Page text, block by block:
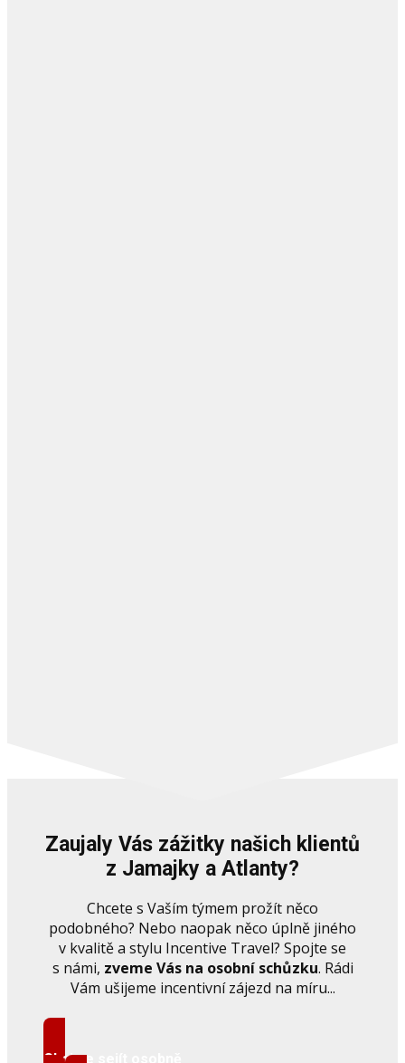
Zaujaly Vás zážitky našich klientů
z Jamajky a Atlanty?
Chcete s Vaším týmem prožít něco
podobného? Nebo naopak něco úplně jiného
v kvalitě a stylu Incentive Travel? Spojte se
s námi, zveme Vás na osobní schůzku. Rádi
Vám ušijeme incentivní zájezd na míru...
Chci se sejít osobně